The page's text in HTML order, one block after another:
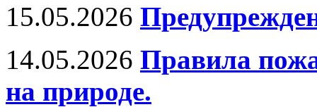
15.05.2026
14.05.2026 Правила
на природе.